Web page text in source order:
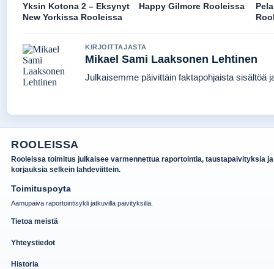
Yksin Kotona 2 – Eksynyt
New Yorkissa Rooleissa
Happy Gilmore Rooleissa
KIRJOITTAJASTA
Mikael Sami Laaksonen Lehtinen
Julkaisemme päivittäin faktapohjaista sisältöä
ROOLEISSA
Rooleissa toimitus julkaisee varmennettua raportointia, taustapaivityksia ja
korjauksia selkein lahdeviittein.
Toimituspoyta
Aamupaiva raportointisykli jatkuvilla paivityksilla.
Tietoa meistä
Yhteystiedot
Historia